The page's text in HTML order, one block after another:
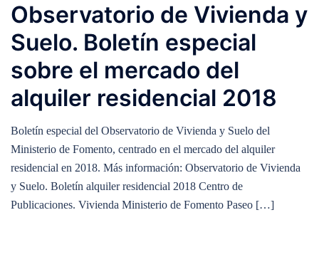
Observatorio de Vivienda y
Suelo. Boletín especial
sobre el mercado del
alquiler residencial 2018
Boletín especial del Observatorio de Vivienda y Suelo del
Ministerio de Fomento, centrado en el mercado del alquiler
residencial en 2018. Más información: Observatorio de Vivienda
y Suelo. Boletín alquiler residencial 2018 Centro de
Publicaciones. Vivienda Ministerio de Fomento Paseo […]